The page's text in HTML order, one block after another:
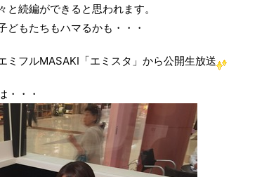
続編ができると思われます。
どもたちもハマるかも・・・
ミフルMASAKI「エミスタ」から公開生放送
・・・